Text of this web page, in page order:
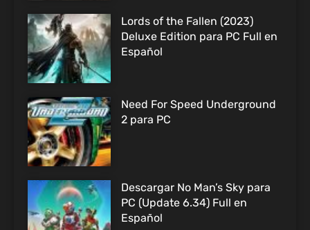
Lords of the Fallen (2023)
Deluxe Edition para PC Full en
Español
Need For Speed Underground
2 para PC
Descargar No Man’s Sky para
PC (Update 6.34) Full en
Español